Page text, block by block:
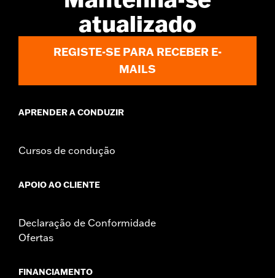
atualizado
REGISTE-SE PARA RECEBER E-
MAILS
APRENDER A CONDUZIR
Cursos de condução
APOIO AO CLIENTE
Declaração de Conformidade
Ofertas
FINANCIAMENTO